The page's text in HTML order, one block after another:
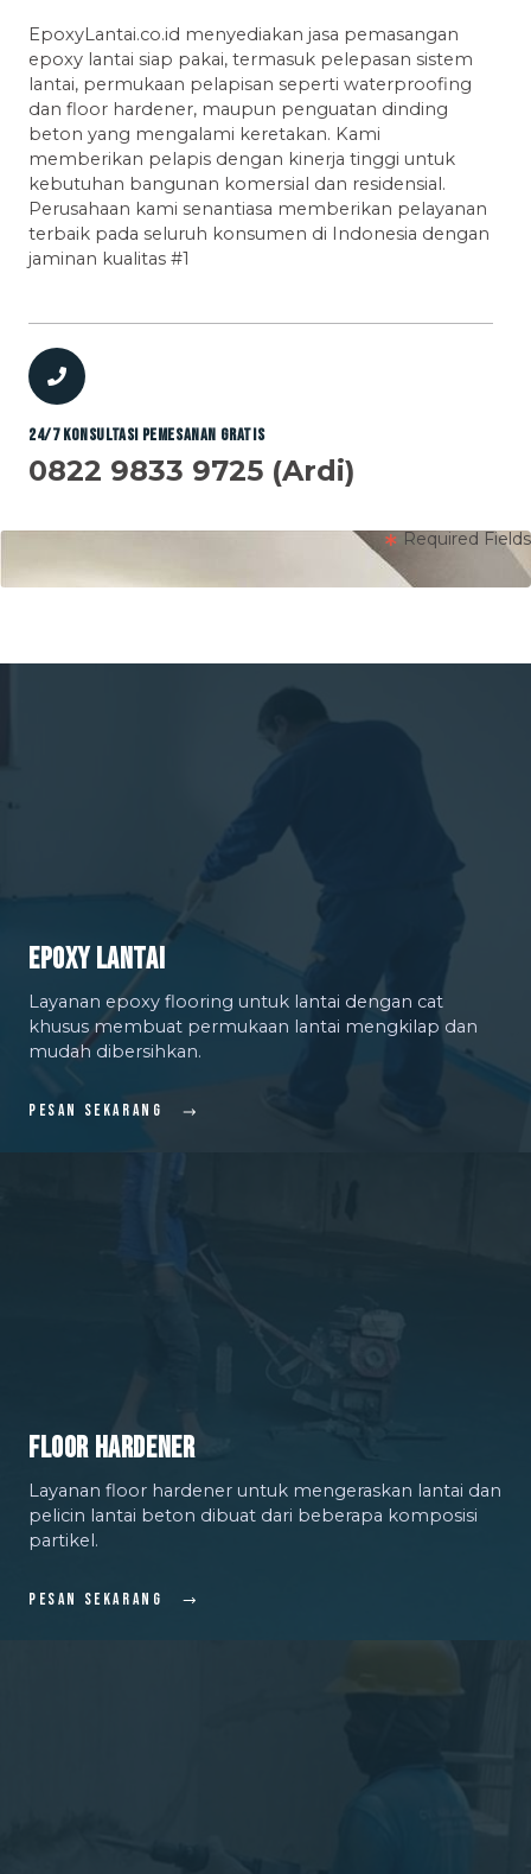
EpoxyLantai.co.id menyediakan jasa pemasangan
epoxy lantai siap pakai, termasuk pelepasan sistem
lantai, permukaan pelapisan seperti waterproofing
dan floor hardener, maupun penguatan dinding
beton yang mengalami keretakan. Kami
memberikan pelapis dengan kinerja tinggi untuk
kebutuhan bangunan komersial dan residensial.
Perusahaan kami senantiasa memberikan pelayanan
terbaik pada seluruh konsumen di Indonesia dengan
jaminan kualitas #1
24/7 Konsultasi Pemesanan GRATIS
0822 9833 9725 (Ardi)
Required Fields
Epoxy Lantai
Layanan epoxy flooring untuk lantai dengan cat
khusus membuat permukaan lantai mengkilap dan
mudah dibersihkan.
Pesan Sekarang
Floor Hardener
Layanan floor hardener untuk mengeraskan lantai dan
pelicin lantai beton dibuat dari beberapa komposisi
partikel.
Pesan Sekarang